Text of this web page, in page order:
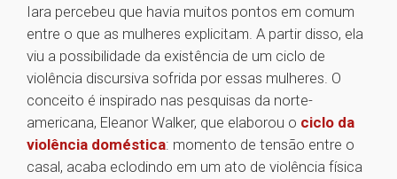
Iara percebeu que havia muitos pontos em comum
entre o que as mulheres explicitam. A partir disso, ela
viu a possibilidade da existência de um ciclo de
violência discursiva sofrida por essas mulheres. O
conceito é inspirado nas pesquisas da norte-
americana, Eleanor Walker, que elaborou o ciclo da
violência doméstica: momento de tensão entre o
casal, acaba eclodindo em um ato de violência física